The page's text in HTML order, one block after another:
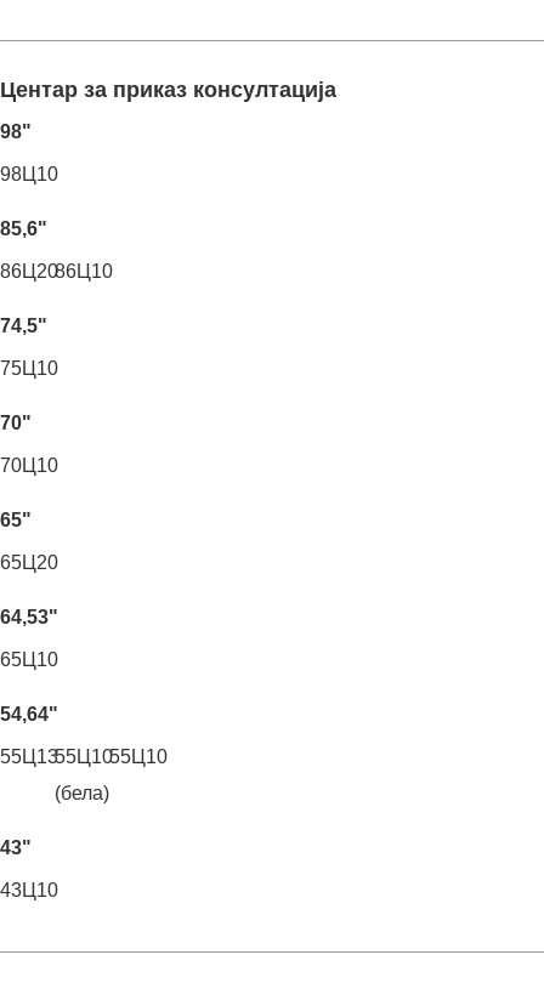
Центар за приказ консултација
98"
98Ц10
85,6"
86Ц2086Ц10
74,5"
75Ц10
70"
70Ц10
65"
65Ц20
64,53"
65Ц10
54,64"
55Ц1355Ц10
(бела)
55Ц10
43"
43Ц10